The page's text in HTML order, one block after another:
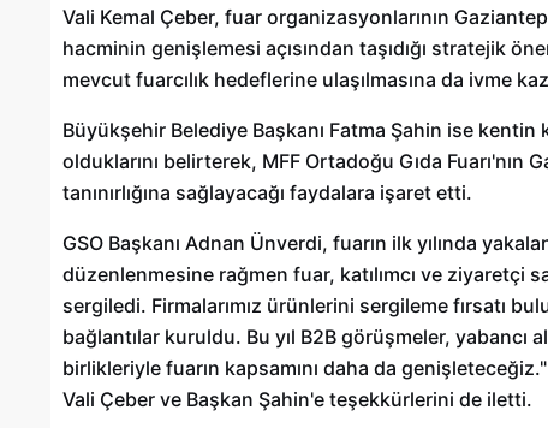
Vali Kemal Çeber, fuar organizasyonlarının
hacminin genişlemesi açısından taşıdığı stratejik
mevcut fuarcılık hedeflerine ulaşılmasına da ivme
Büyükşehir Belediye Başkanı Fatma Şahin ise kentin
olduklarını belirterek, MFF Ortadoğu Gıda
tanınırlığına sağlayacağı faydalara işaret etti.
GSO Başkanı Adnan Ünverdi, fuarın ilk yılında
düzenlenmesine rağmen fuar, katılımcı ve ziyaretçi
sergiledi. Firmalarımız ürünlerini sergileme fırsatı
bağlantılar kuruldu. Bu yıl B2B görüşmeler, yabancı
birlikleriyle fuarın kapsamını daha da
Vali Çeber ve Başkan Şahin'e teşekkürlerini de iletti.